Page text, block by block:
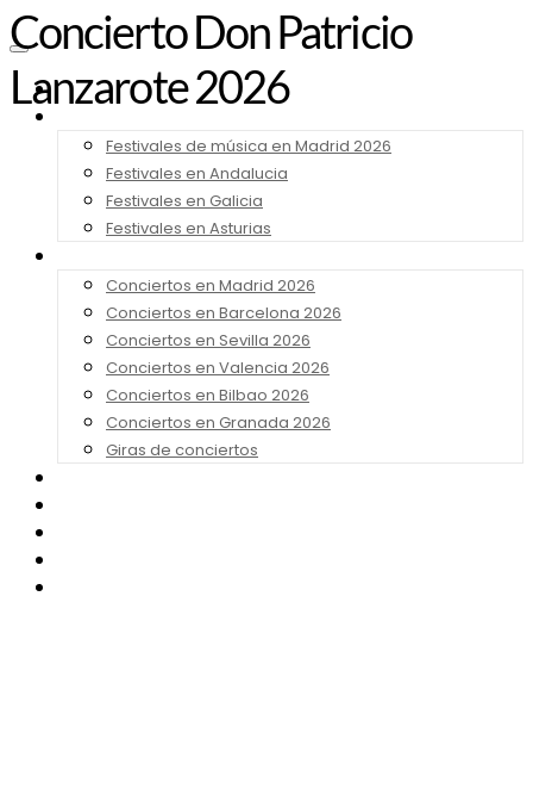
Noticias
Festivales de música en Madrid 2026
Festivales en Andalucia
Festivales en Galicia
Festivales en Asturias
Conciertos en Madrid 2026
Conciertos en Barcelona 2026
Conciertos en Sevilla 2026
Conciertos en Valencia 2026
Conciertos en Bilbao 2026
Conciertos en Granada 2026
Giras de conciertos
Concierto Don Patricio
Lanzarote 2026